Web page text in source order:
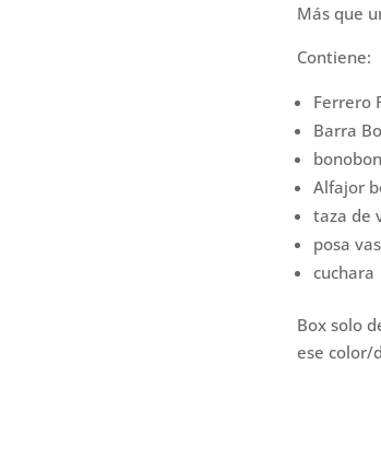
Más que
Contiene:
Ferrero
Barra
bonobon
Alfajor
taza de
posa
cuchara
Box solo
ese color/